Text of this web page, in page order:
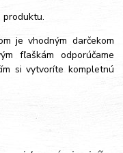
produktu.
je vhodným darčekom
fľaškám odporúčame
si vytvoríte kompletnú